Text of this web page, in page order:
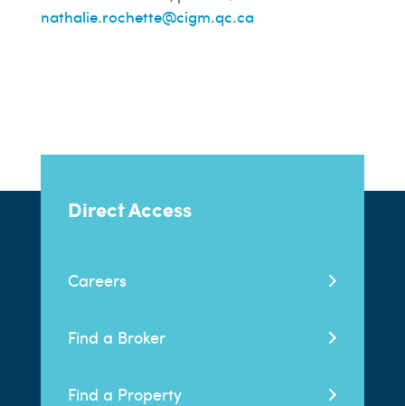
nathalie.rochette@cigm.qc.ca
Direct Access
Careers
Find a Broker
Find a Property